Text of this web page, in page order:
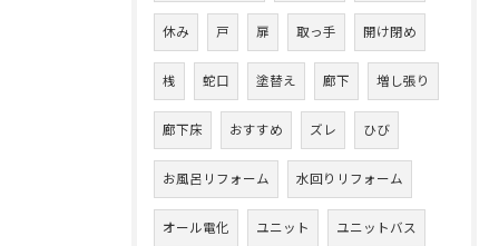
休み 戸 扉 取っ手 開け閉め
桟 蛇口 塗替え 廊下 増し張り
廊下床 おすすめ ズレ ひび
お風呂リフォーム 水回りリフォーム
オール電化 ユニット ユニットバス